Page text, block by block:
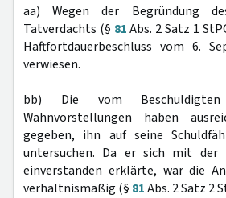
aa) Wegen der Begründung
Tatverdachts (§ 81Abs. 2 Satz 1
Haftfortdauerbeschluss vom 6.
verwiesen.
bb) Die vom Beschuldigten
Wahnvorstellungen haben
gegeben, ihn auf seine
untersuchen. Da er sich mit der
einverstanden erklärte, war die
verhältnismäßig (§ 81Abs. 2 Satz 2